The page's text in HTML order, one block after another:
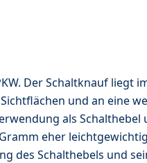
Der Schaltknauf liegt
und an eine
als Schalthebel
eher
des Schalthebels und